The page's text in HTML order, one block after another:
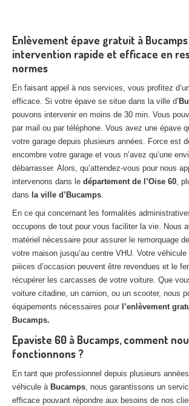
Enlèvement épave gratuit à
intervention rapide et efficace en
normes
En faisant appel à nos services, vous profitez
efficace. Si votre épave se situe dans la ville d’
pouvons intervenir en moins de 30 min. Vous
par mail ou par téléphone. Vous avez une épave
votre garage depuis plusieurs années. Force est
encombre votre garage et vous n’avez qu’une
débarrasser. Alors, qu’attendez-vous pour nous
intervenons dans le département de l’Oise 60,
dans la ville d’Bucamps.
En ce qui concernant les formalités
occupons de tout pour vous faciliter la vie. Nous
matériel nécessaire pour assurer le remorquage
votre maison jusqu’au centre VHU. Votre
pièces d’occasion peuvent être revendues et le
récupérer les carcasses de votre voiture. Que
voiture citadine, un camion, ou un scooter, nous
équipements nécessaires pour l’enlèvement
Bucamps.
Epaviste 60 à Bucamps, comment
fonctionnons ?
En tant que professionnel depuis plusieurs
véhicule à Bucamps, nous garantissons un
efficace pouvant répondre aux besoins de nos